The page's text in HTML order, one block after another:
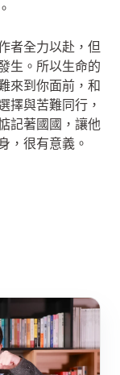
者全力以赴，但
生。所以生命的
來到你面前，和
擇與苦難同行，
記著國國，讓他
，很有意義。